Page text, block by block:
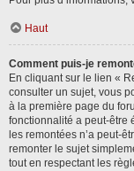
Haut
Comment puis-je
En cliquant sur le lien «
consulter un sujet, vous
à la première page du
fonctionnalité a peut-être
les remontées n’a peut-
remonter le sujet
tout en respectant les